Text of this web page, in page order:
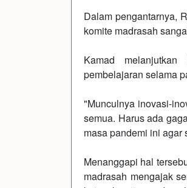
Dalam pengantarnya,
komite madrasah
Kamad
pembelajaran selama
"Munculnya inovasi-
semua. Harus ada
masa pandemi ini agar
Menanggapi hal
madrasah mengajak